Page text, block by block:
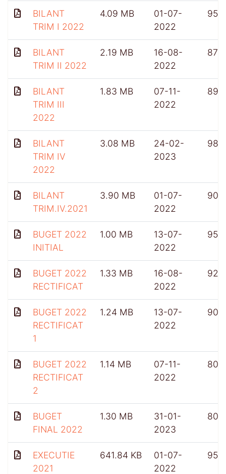
BILANT
TRIM I 2022
4.09 MB
01-07-
2022
958
BILANT
TRIM II 2022
2.19 MB
16-08-
2022
876
BILANT
TRIM III
2022
1.83 MB
07-11-
2022
898
BILANT
TRIM IV
2022
3.08 MB
24-02-
2023
983
BILANT
TRIM.IV.2021
3.90 MB
01-07-
2022
901
BUGET 2022
INITIAL
1.00 MB
13-07-
2022
955
BUGET 2022
RECTIFICAT
1.33 MB
16-08-
2022
924
BUGET 2022
RECTIFICAT
1
1.24 MB
13-07-
2022
902
BUGET 2022
RECTIFICAT
2
1.14 MB
07-11-
2022
808
BUGET
FINAL 2022
1.30 MB
31-01-
2023
809
EXECUTIE
2021
641.84 KB
01-07-
2022
950